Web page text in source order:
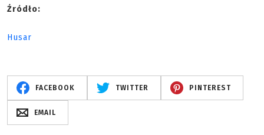
Źródło:
Husar
FACEBOOK TWITTER PINTEREST
EMAIL